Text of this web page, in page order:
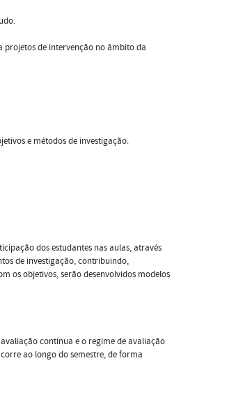
projetos de intervenção no âmbito da
e métodos de investigação.
dos estudantes nas aulas, através
de investigação, contribuindo,
os objetivos, serão desenvolvidos modelos
contínua e o regime de avaliação
ao longo do semestre, de forma